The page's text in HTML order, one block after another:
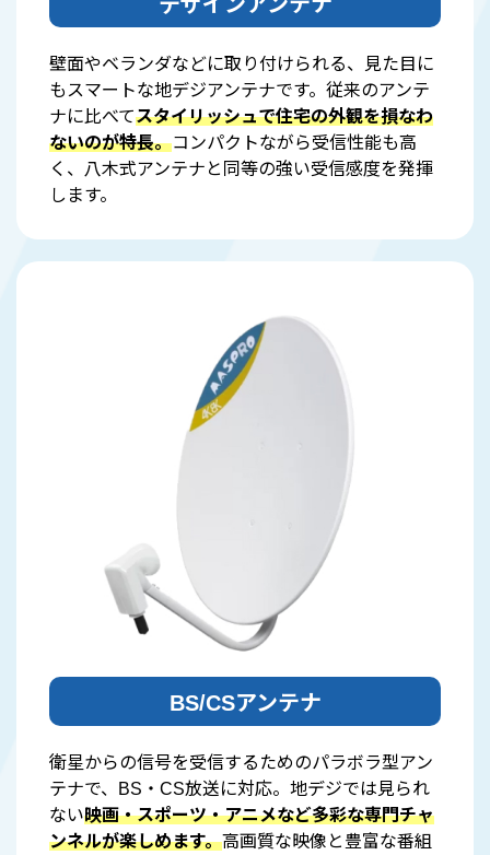
壁面やベランダなどに取り付けられる、見た目に
もスマートな地デジアンテナです。従来のアンテ
ナに比べてスタイリッシュで住宅の外観を損なわ
ないのが特長。コンパクトながら受信性能も高
く、八木式アンテナと同等の強い受信感度を発揮
します。
BS/CSアンテナ
衛星からの信号を受信するためのパラボラ型アン
テナで、BS・CS放送に対応。地デジでは見られ
ない映画・スポーツ・アニメなど多彩な専門チャ
ンネルが楽しめます。高画質な映像と豊富な番組